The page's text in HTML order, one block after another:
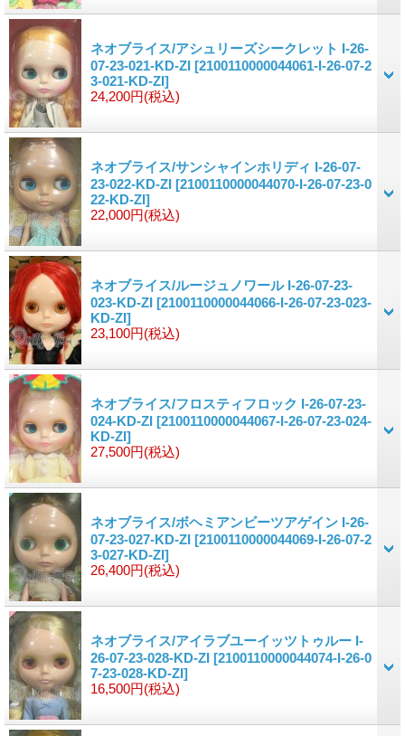
ネオブライス/アシュリーズシークレット I-26-
07-23-021-KD-ZI [2100110000044061-I-26-07-2
3-021-KD-ZI]
24,200円(税込)
ネオブライス/サンシャインホリディ I-26-07-
23-022-KD-ZI [2100110000044070-I-26-07-23-0
22-KD-ZI]
22,000円(税込)
ネオブライス/ルージュノワール I-26-07-23-
023-KD-ZI [2100110000044066-I-26-07-23-023-
KD-ZI]
23,100円(税込)
ネオブライス/フロスティフロック I-26-07-23-
024-KD-ZI [2100110000044067-I-26-07-23-024-
KD-ZI]
27,500円(税込)
ネオブライス/ボヘミアンビーツアゲイン I-26-
07-23-027-KD-ZI [2100110000044069-I-26-07-2
3-027-KD-ZI]
26,400円(税込)
ネオブライス/アイラブユーイッツトゥルー I-
26-07-23-028-KD-ZI [2100110000044074-I-26-0
7-23-028-KD-ZI]
16,500円(税込)